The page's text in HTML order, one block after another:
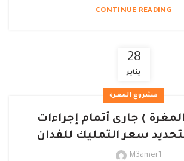
CONTINUE READING
28
يناير
مشروع المغرة
) جارى أتمام إجراءات
سعر التمليك للفدان
M3amer1